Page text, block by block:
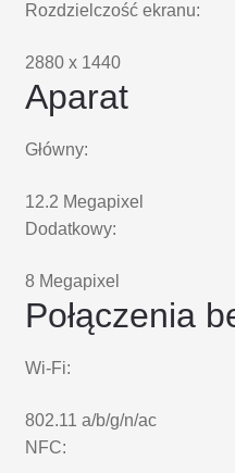
Rozdzielczość ekranu:
2880 x 1440
Aparat
Główny:
12.2 Megapixel
Dodatkowy:
8 Megapixel
Połączenia
Wi-Fi:
802.11 a/b/g/n/ac
NFC: